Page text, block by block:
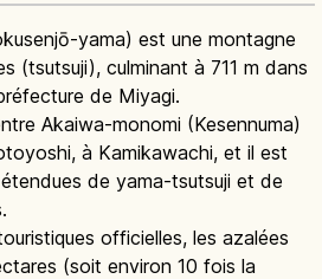
yama) est une montagne
(tsutsuji), culminant à 711 m dans
de Miyagi.
Akaiwa-monomi (Kesennuma)
à Kamikawachi, et il est
de yama-tsutsuji et de
officielles, les azalées
(soit environ 10 fois la